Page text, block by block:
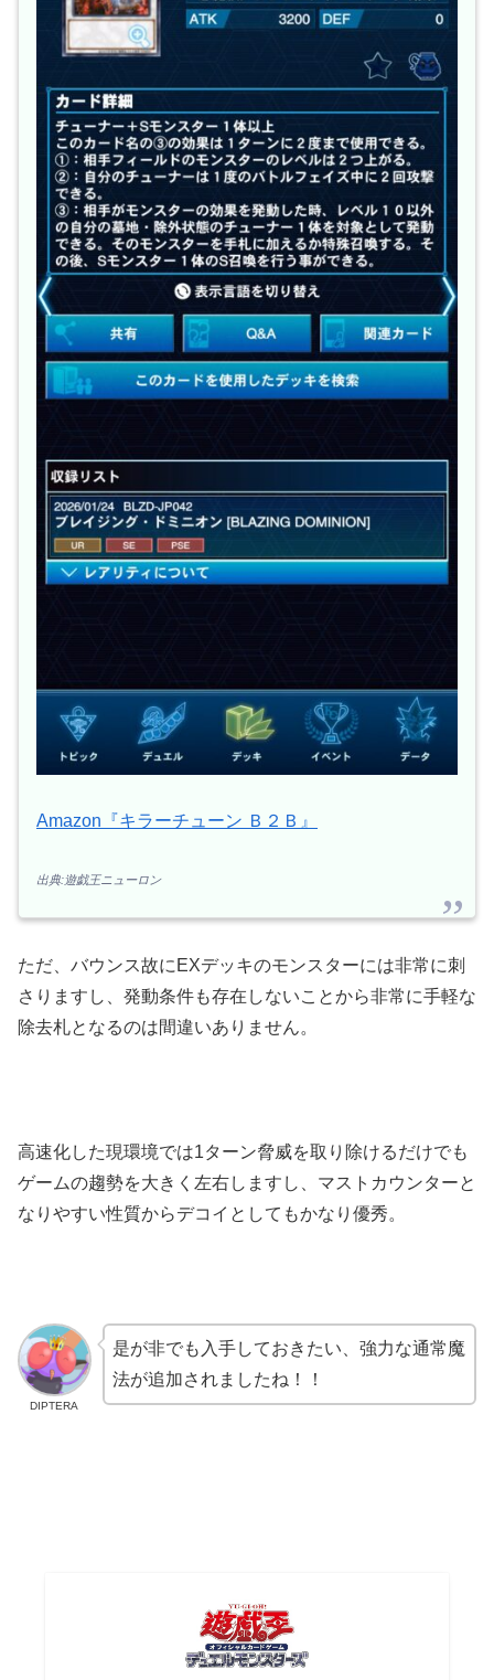
Amazon『キラーチューン Ｂ２Ｂ』
出典:遊戯王ニューロン
ただ、バウンス故にEXデッキのモンスターには非常に刺
さりますし、発動条件も存在しないことから非常に手軽な
除去札となるのは間違いありません。
高速化した現環境では1ターン脅威を取り除けるだけでも
ゲームの趨勢を大きく左右しますし、マストカウンターと
なりやすい性質からデコイとしてもかなり優秀。
DIPTERA
是が非でも入手しておきたい、強力な通常魔
法が追加されましたね！！